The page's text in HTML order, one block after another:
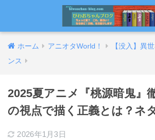
ホーム アニオタWorld！
【没入】異
ンス
2025夏アニメ『桃源暗鬼』
の視点で描く正義とは？ネ
2026年1月3日